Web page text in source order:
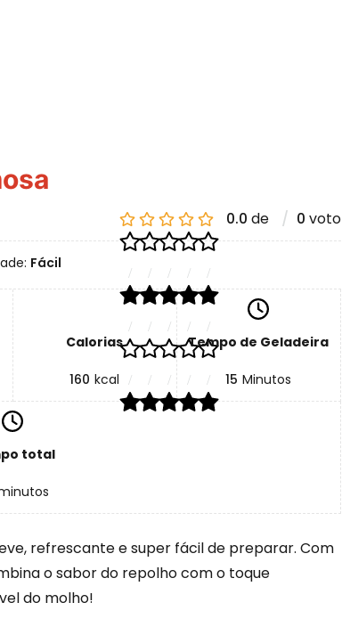
0.0 de 0 voto
Fácil
Calorias
160 kcal
Tempo de Geladeira
15 Minutos
total
refrescante e super fácil de preparar. Com
o sabor do repolho com o toque
do molho!